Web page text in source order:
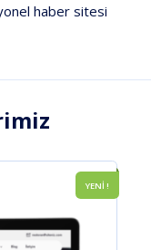
haber sitesi
YENİ !